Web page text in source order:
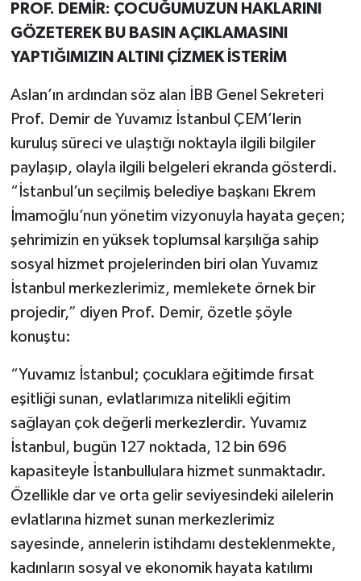
PROF. DEMİR: ÇOCUĞUMUZUN HAKLARINI
GÖZETEREK BU BASIN AÇIKLAMASINI
YAPTIĞIMIZIN ALTINI ÇİZMEK İSTERİM
Aslan’ın ardından söz alan İBB Genel Sekreteri
Prof. Demir de Yuvamız İstanbul ÇEM’lerin
kuruluş süreci ve ulaştığı noktayla ilgili bilgiler
paylaşıp, olayla ilgili belgeleri ekranda gösterdi.
“İstanbul’un seçilmiş belediye başkanı Ekrem
İmamoğlu’nun yönetim vizyonuyla hayata geçen;
şehrimizin en yüksek toplumsal karşılığa sahip
sosyal hizmet projelerinden biri olan Yuvamız
İstanbul merkezlerimiz, memlekete örnek bir
projedir,” diyen Prof. Demir, özetle şöyle
konuştu:
“Yuvamız İstanbul; çocuklara eğitimde fırsat
eşitliği sunan, evlatlarımıza nitelikli eğitim
sağlayan çok değerli merkezlerdir. Yuvamız
İstanbul, bugün 127 noktada, 12 bin 696
kapasiteyle İstanbullulara hizmet sunmaktadır.
Özellikle dar ve orta gelir seviyesindeki ailelerin
evlatlarına hizmet sunan merkezlerimiz
sayesinde, annelerin istihdamı desteklenmekte,
kadınların sosyal ve ekonomik hayata katılımı